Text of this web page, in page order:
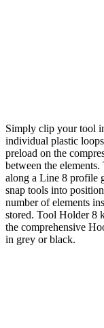
Simply clip your tool
individual plastic
preload on the
between the
along a Line 8 profile
snap tools into
number of elements
stored. Tool Holder 8
the comprehensive
in grey or black.